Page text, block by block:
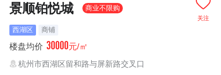
关注
景顺铂悦城 商业不限购
西湖区 商铺
楼盘均价 30000元/㎡
杭州市西湖区留和路与屏新路交叉口